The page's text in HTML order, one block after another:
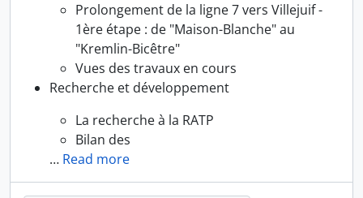
Prolongement de la ligne 7 vers Villejuif -
1ère étape : de "Maison-Blanche" au
"Kremlin-Bicêtre"
Vues des travaux en cours
Recherche et développement
La recherche à la RATP
Bilan des
… Read more